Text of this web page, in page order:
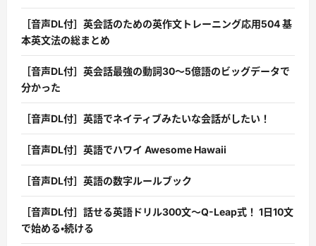
［音声DL付］英会話のための英作文トレーニング応用504 基
本英文法の総まとめ
［音声DL付］英会話最強の動詞30〜5億語のビッグデータで
分かった
［音声DL付］英語でネイティブみたいな会話がしたい！
［音声DL付］英語でハワイ Awesome Hawaii
［音声DL付］英語の数字ルールブック
［音声DL付］話せる英語ドリル300文〜Q-Leap式！ 1日10文
で始める・続ける